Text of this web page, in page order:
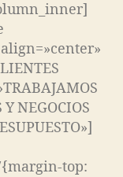
NEGOCIOS
top: